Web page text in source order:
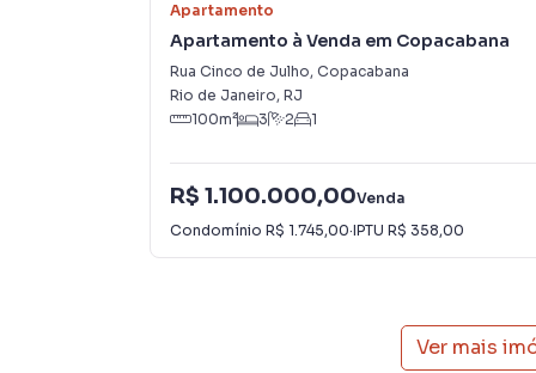
atender proprietários e inquilinos.
Apartamento
Apartamento à Venda em Copacabana
Rua Cinco de Julho, Copacabana
Rio de Janeiro, RJ
100m² 3 2 1
R$ 1.100.000,00Venda
Condomínio R$ 1.745,00·IPTU R$ 358,00
Ver mais